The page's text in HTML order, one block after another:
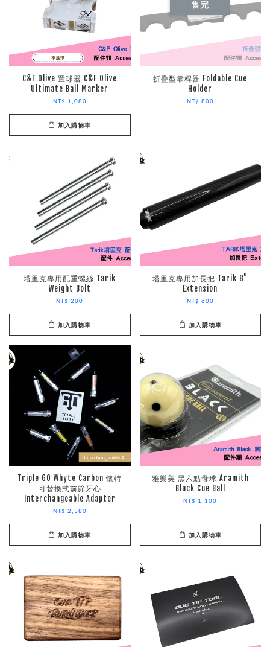
C&F Olive 置球器 C&F Olive
Ultimate Ball Marker
NT$ 1,080
加入購物車
售完
折疊型靠桿器 Foldable Cue
Holder
NT$ 800
塔里克專用配重螺絲 Tarik
Weight Bolt
NT$ 200
加入購物車
塔里克專用加長把 Tarik 8"
Extension
NT$ 600
加入購物車
Triple 60 Whyte Carbon 懷特
可替換式前節牙心
Interchangeable Adapter
NT$ 2,380
加入購物車
雅樂美 黑六點母球 Aramith
Black Cue Ball
NT$ 1,100
加入購物車